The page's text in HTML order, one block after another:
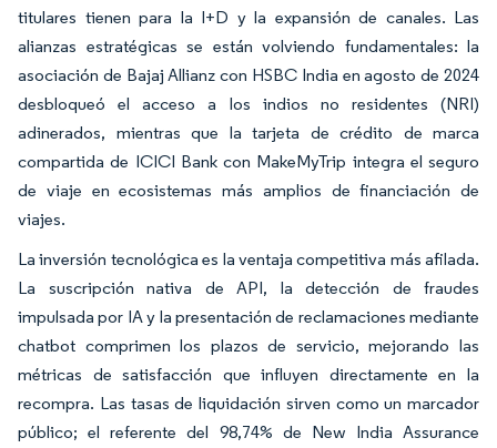
titulares tienen para la I+D y la expansión de canales. Las
alianzas estratégicas se están volviendo fundamentales: la
asociación de Bajaj Allianz con HSBC India en agosto de 2024
desbloqueó el acceso a los indios no residentes (NRI)
adinerados, mientras que la tarjeta de crédito de marca
compartida de ICICI Bank con MakeMyTrip integra el seguro
de viaje en ecosistemas más amplios de financiación de
viajes.
La inversión tecnológica es la ventaja competitiva más afilada.
La suscripción nativa de API, la detección de fraudes
impulsada por IA y la presentación de reclamaciones mediante
chatbot comprimen los plazos de servicio, mejorando las
métricas de satisfacción que influyen directamente en la
recompra. Las tasas de liquidación sirven como un marcador
público; el referente del 98,74% de New India Assurance